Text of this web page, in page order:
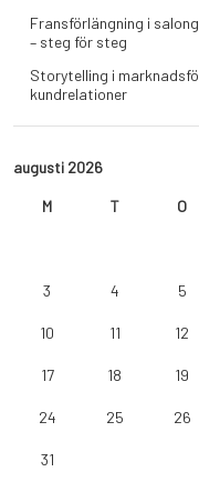
Fransförlängning i
– steg för steg
Storytelling i
kundrelationer
augusti 2026
M T O
3 4 5
10 11 12
17 18 19
24 25 26
31